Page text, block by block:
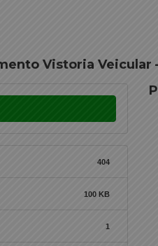
Vistoria Veicular
404
100 KB
1